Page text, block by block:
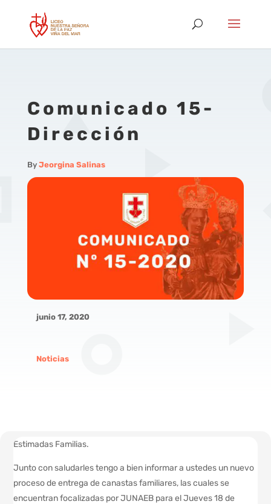
Comunicado 15-
Dirección
By Jeorgina Salinas
junio 17, 2020
Noticias
Estimadas Familias.
Junto con saludarles tengo a bien informar a ustedes un nuevo
proceso de entrega de canastas familiares, las cuales se
encuentran focalizadas por JUNAEB para el Jueves 18 de